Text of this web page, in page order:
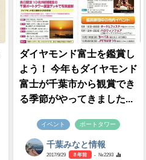
ダイヤモンド富士を鑑賞し
よう！ 今年もダイヤモンド
富士が千葉市から観賞でき
る季節がやってきました...
イベント ポートタワー
千葉みなと情報
2017/9/29 8 年前
- №2293